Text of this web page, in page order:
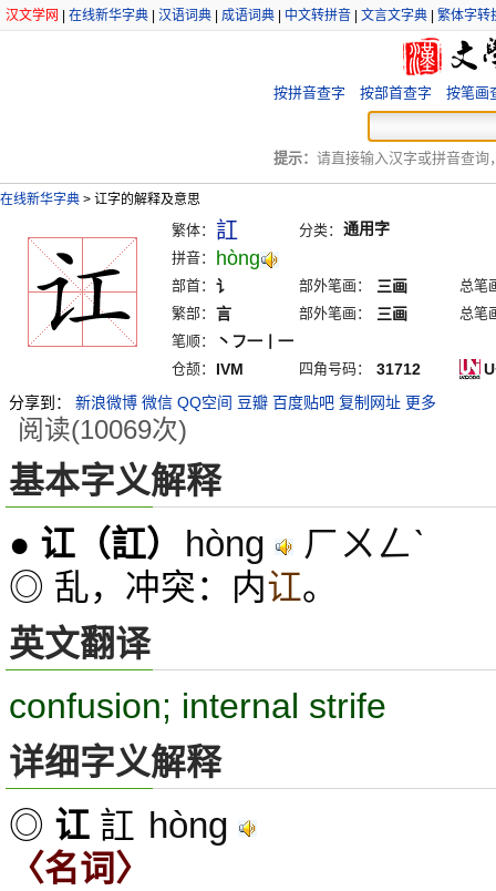
汉文学网 在线新华字典 汉语词典 成语词典 中文转拼音 文言文字典 繁体字转
按拼音查字 按部首查字 按笔画
提示： 请直接输入汉字或拼音查询
在线新华字典 > 讧字的解释及意思
繁体： 訌 分类： 通用字
拼音： hòng
部首： 讠 部外笔画： 三画
总笔
繁部： 言 部外笔画： 三画
总笔
笔顺：
丶フ一丨一
仓颉： IVM 四角号码： 31712
分享到：
新浪微博 微信 QQ空间 豆瓣 百度贴吧 复制网址 更多
阅读(10069次)
基本字义解释
● 讧 （訌） hòng ㄏㄨㄥˋ
◎ 乱，冲突：内讧。
英文翻译
confusion; internal strife
详细字义解释
◎ 讧 訌 hòng
〈名词〉